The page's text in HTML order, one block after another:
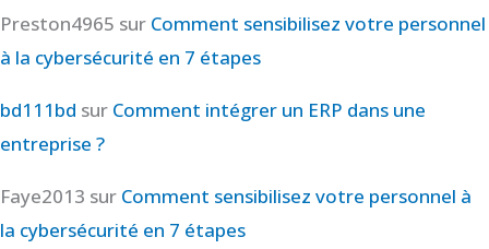
Preston4965 sur Comment sensibilisez votre personnel
à la cybersécurité en 7 étapes
bd111bd sur Comment intégrer un ERP dans une
entreprise ?
Faye2013 sur Comment sensibilisez votre personnel à
la cybersécurité en 7 étapes